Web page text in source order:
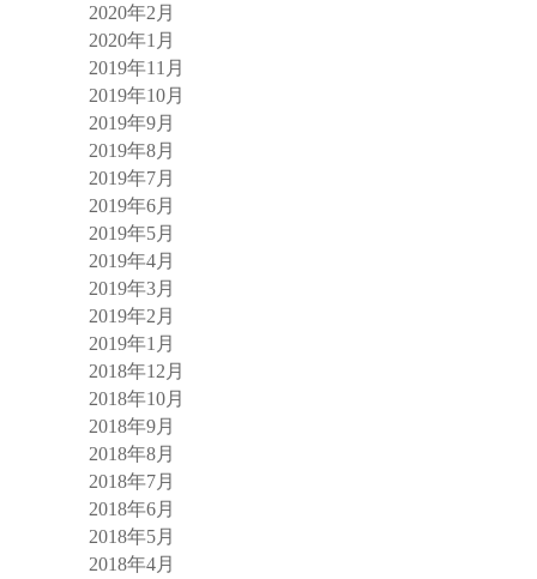
2020年2月
2020年1月
2019年11月
2019年10月
2019年9月
2019年8月
2019年7月
2019年6月
2019年5月
2019年4月
2019年3月
2019年2月
2019年1月
2018年12月
2018年10月
2018年9月
2018年8月
2018年7月
2018年6月
2018年5月
2018年4月